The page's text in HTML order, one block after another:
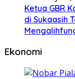
Ketua GBR
di Sukaasih
Ekonomi